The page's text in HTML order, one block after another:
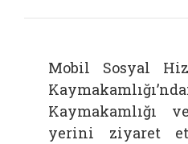
Mobil Sosyal
Kaymakamlığı
yerini ziyaret